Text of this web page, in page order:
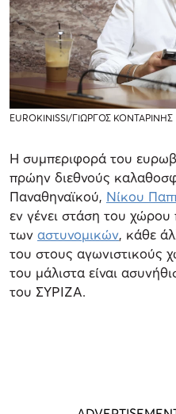
EUROKINISSI/ΓΙΩΡΓΟΣ ΚΟΝΤΑΡΙΝΗΣ
Η συμπεριφορά του
πρώην διεθνούς
Παναθηναϊκού, Νίκου
εν γένει στάση του
των αστυνομικών, κάθε
του στους αγωνιστικούς
του μάλιστα είναι
του ΣΥΡΙΖΑ.